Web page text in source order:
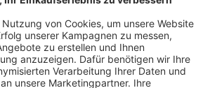
– preiswerte Qualität für Ihr Office
nach dem passenden Druckerzubehör
für das Büro, den Computer oder Ihr
sind Sie bei Druckerzubehoer.de genau
Sortiment bietet unter anderem Tinte
Druckermodelle – großer sowie